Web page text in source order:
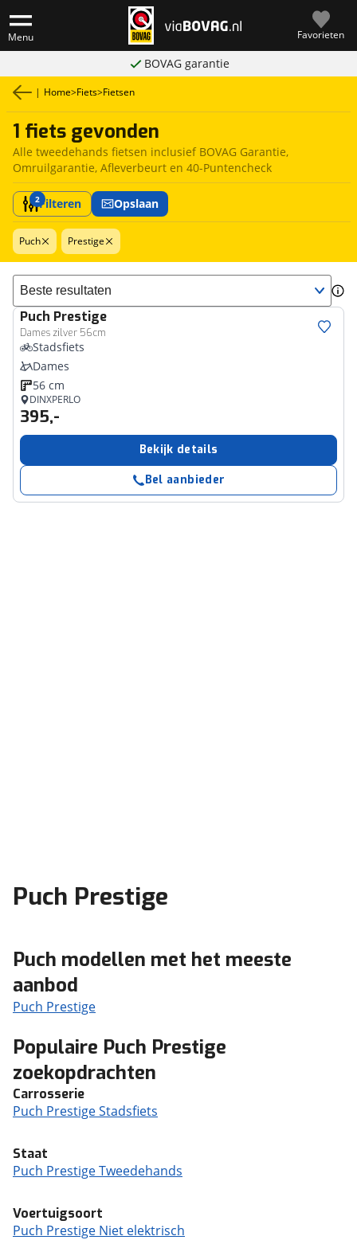
Menu Favorieten
BOVAG garantie
| Home>Fiets>Fietsen
1 fiets gevonden
Alle tweedehands fietsen inclusief BOVAG Garantie,
Omruilgarantie, Afleverbeurt en 40-Puntencheck
2Filteren Opslaan
Puch Prestige
Sorteer resultaten
Puch Prestige
Dames zilver 56cm
Stadsfiets
Dames
56 cm
DINXPERLO
395,-
Bekijk details
Bel aanbieder
Puch Prestige
Puch modellen met het meeste
aanbod
Puch Prestige
Populaire Puch Prestige
zoekopdrachten
Carrosserie
Puch Prestige Stadsfiets
Staat
Puch Prestige Tweedehands
Voertuigsoort
Puch Prestige Niet elektrisch